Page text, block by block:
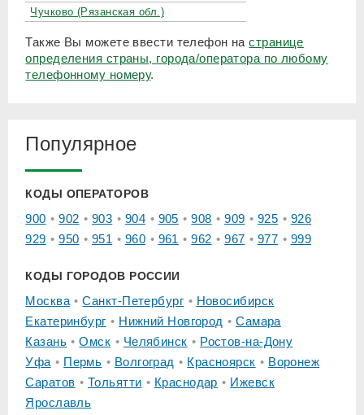
Чучково (Рязанская обл.)
Также Вы можете ввести телефон настранице
определения страны, города/оператора по любому
телефонному номеру.
Популярное
КОДЫ ОПЕРАТОРОВ
900 902 903 904 905 908 909 925
926
929
950 951 960 961 962 967 977 999
КОДЫ ГОРОДОВ РОССИИ
Москва Санкт-Петербург
Новосибирск
Екатеринбург
Нижний Новгород
Самара
Казань
Омск Челябинск
Ростов-на-Дону
Уфа
Пермь Волгоград Красноярск
Воронеж
Саратов
Тольятти Краснодар
Ижевск
Ярославль